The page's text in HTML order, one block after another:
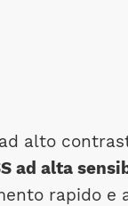
alto
ad alta
rapido e